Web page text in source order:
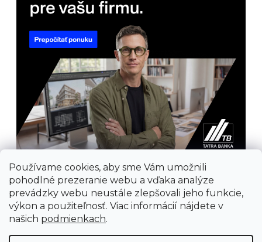
Používame cookies, aby sme Vám umožnili
pohodlné prezeranie webu a vďaka analýze
prevádzky webu neustále zlepšovali jeho funkcie,
výkon a použiteľnosť. Viac informácií nájdete v
našich podmienkach.